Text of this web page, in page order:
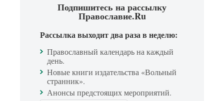
Подпишитесь на рассылку
Православие.Ru
Рассылка выходит два раза в неделю:
Православный календарь на каждый
день.
Новые книги издательства «Вольный
странник».
Анонсы предстоящих мероприятий.